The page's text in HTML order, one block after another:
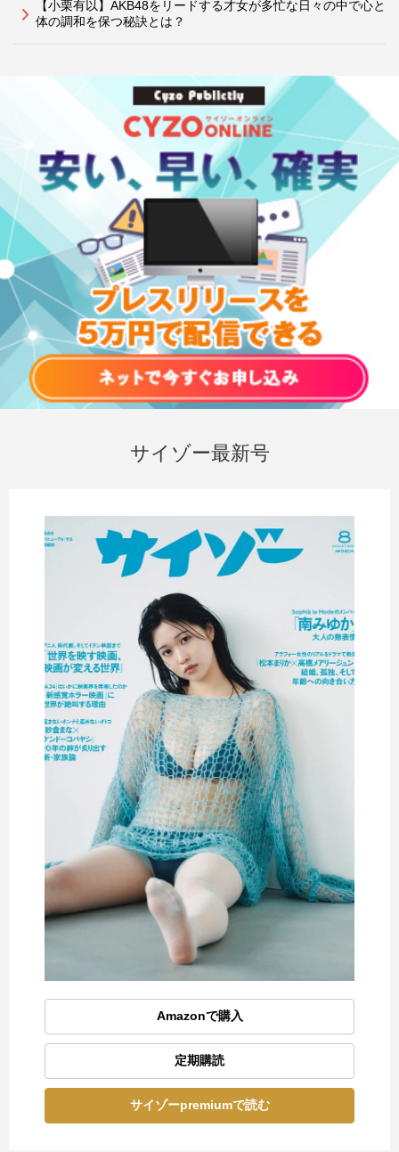
【小栗有以】AKB48をリードする才女が多忙な日々の中で心と
体の調和を保つ秘訣とは？
サイゾー最新号
Amazonで購入
定期購読
サイゾーpremiumで読む